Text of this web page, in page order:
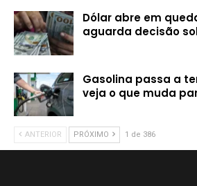
Dólar abre em
aguarda decisão
Gasolina passa a
veja o que muda
ANTERIOR PRÓXIMO 1 de 386